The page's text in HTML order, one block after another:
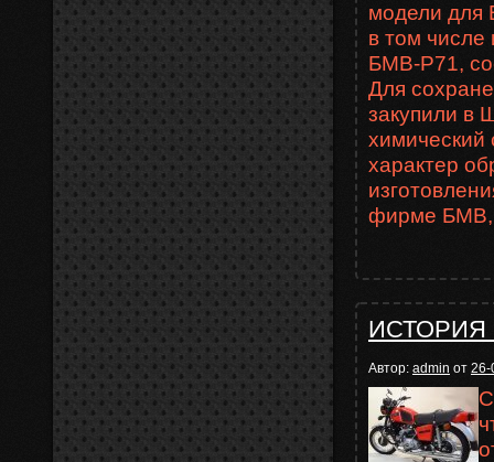
модели для
в том
БМВ-Р71,
Для
закупили в
химический
характер
фирме БМВ,
Автор: admin от 26-